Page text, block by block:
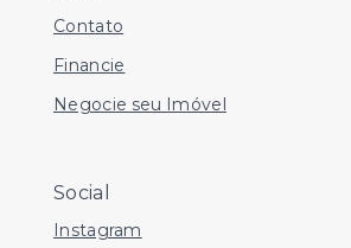
Contato
Financie
Negocie seu Imóvel
Social
Instagram